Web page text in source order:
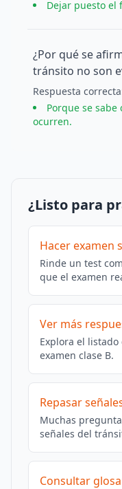
Dejar puesto el
¿Por qué se
tránsito no son
Respuesta correcta
Porque se
ocurren.
¿Listo para
Hacer examen
Rinde un test
que el examen
Ver más
Explora el
examen clase B.
Repasar
Muchas
señales del
Consultar